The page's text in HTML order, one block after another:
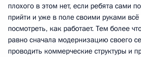
плохого в этом нет, если ребята сами
прийти и уже в поле своими руками всё
посмотреть, как работает. Тем более
равно сначала модернизацию своего
проводить коммерческие структуры и